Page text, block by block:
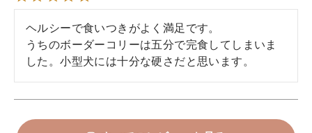
ヘルシーで食いつきがよく満足です。
うちのボーダーコリーは五分で完食してしまいま
した。小型犬には十分な硬さだと思います。